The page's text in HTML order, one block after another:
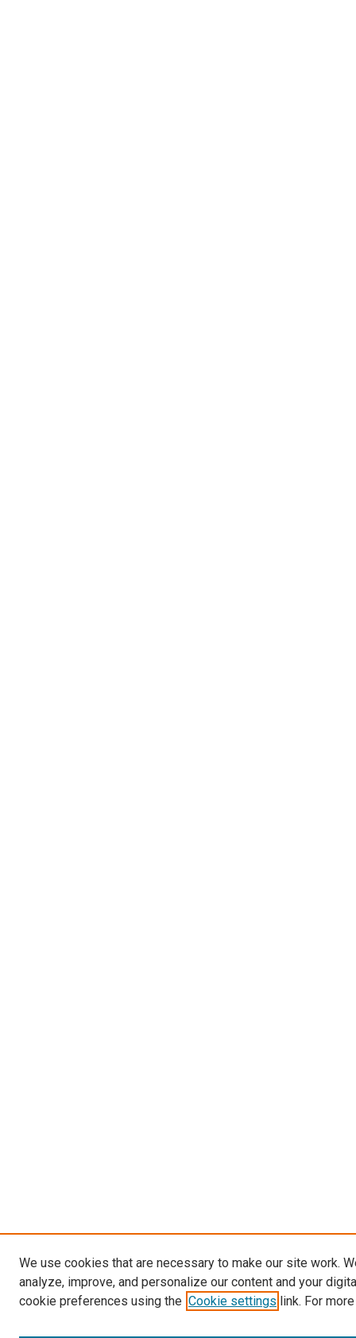
We use cookies that are necessary to make our site work.
analyze, improve, and personalize our content and your
cookie preferences using the Cookie settings link. For